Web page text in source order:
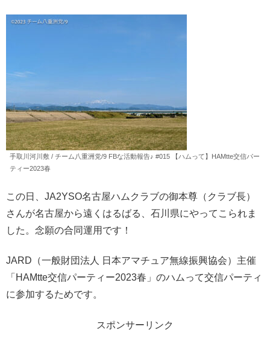
手取川河川敷 / チーム八重洲党/9 FBな活動報告♪ #015 【ハムって】HAMtte交信パー
ティー2023春
この日、JA2YSO名古屋ハムクラブの御本尊（クラブ長）
さんが名古屋から遠くはるばる、石川県にやってこられま
した。念願の合同運用です！
JARD（一般財団法人 日本アマチュア無線振興協会）主催
「HAMtte交信パーティー2023春」のハムって交信パーティ
に参加するためです。
スポンサーリンク